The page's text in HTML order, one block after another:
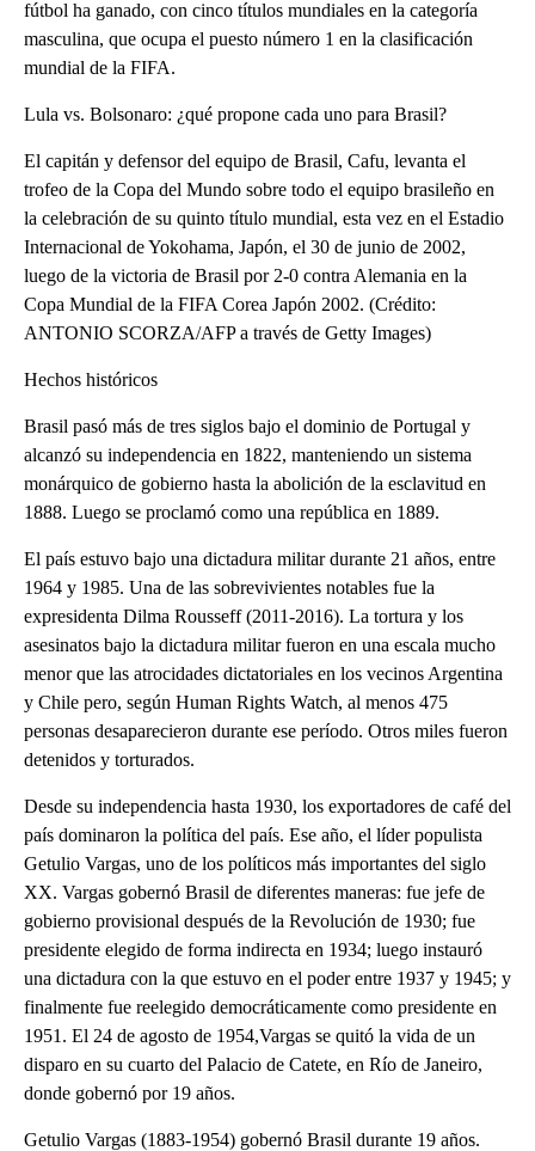
fútbol ha ganado, con cinco títulos mundiales en la categoría
masculina, que ocupa el puesto número 1 en la clasificación
mundial de la FIFA.
Lula vs. Bolsonaro: ¿qué propone cada uno para Brasil?
El capitán y defensor del equipo de Brasil, Cafu, levanta el
trofeo de la Copa del Mundo sobre todo el equipo brasileño en
la celebración de su quinto título mundial, esta vez en el Estadio
Internacional de Yokohama, Japón, el 30 de junio de 2002,
luego de la victoria de Brasil por 2-0 contra Alemania en la
Copa Mundial de la FIFA Corea Japón 2002. (Crédito:
ANTONIO SCORZA/AFP a través de Getty Images)
Hechos históricos
Brasil pasó más de tres siglos bajo el dominio de Portugal y
alcanzó su independencia en 1822, manteniendo un sistema
monárquico de gobierno hasta la abolición de la esclavitud en
1888. Luego se proclamó como una república en 1889.
El país estuvo bajo una dictadura militar durante 21 años, entre
1964 y 1985. Una de las sobrevivientes notables fue la
expresidenta Dilma Rousseff (2011-2016). La tortura y los
asesinatos bajo la dictadura militar fueron en una escala mucho
menor que las atrocidades dictatoriales en los vecinos Argentina
y Chile pero, según Human Rights Watch, al menos 475
personas desaparecieron durante ese período. Otros miles fueron
detenidos y torturados.
Desde su independencia hasta 1930, los exportadores de café del
país dominaron la política del país. Ese año, el líder populista
Getulio Vargas, uno de los políticos más importantes del siglo
XX. Vargas gobernó Brasil de diferentes maneras: fue jefe de
gobierno provisional después de la Revolución de 1930; fue
presidente elegido de forma indirecta en 1934; luego instauró
una dictadura con la que estuvo en el poder entre 1937 y 1945; y
finalmente fue reelegido democráticamente como presidente en
1951. El 24 de agosto de 1954,Vargas se quitó la vida de un
disparo en su cuarto del Palacio de Catete, en Río de Janeiro,
donde gobernó por 19 años.
Getulio Vargas (1883-1954) gobernó Brasil durante 19 años.